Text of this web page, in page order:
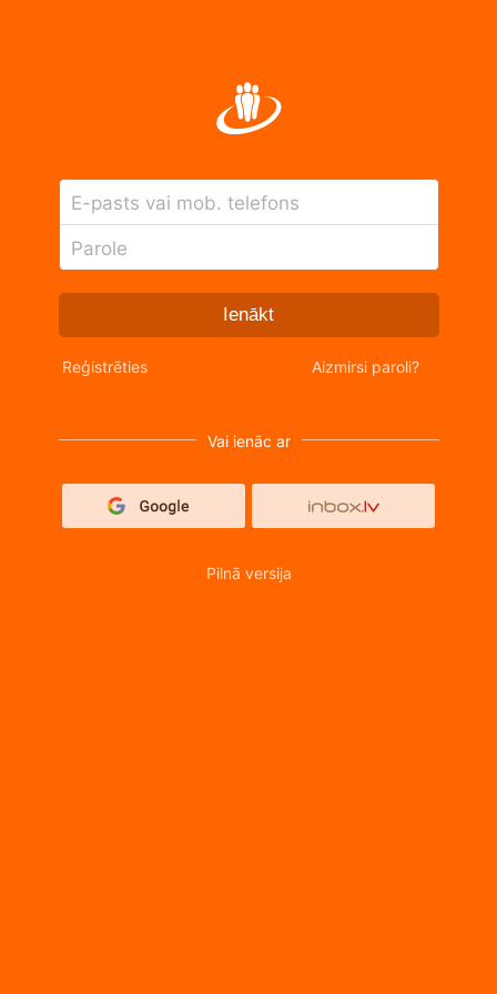
E-pasts vai mob. telefons
Parole
Ienākt
Reģistrēties Aizmirsi paroli?
Vai ienāc ar
Pilnā versija